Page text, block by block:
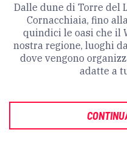
Dalle dune di Torre del
Cornacchiaia, fino
quindici le oasi che il
nostra regione, luoghi
dove vengono
adatte a